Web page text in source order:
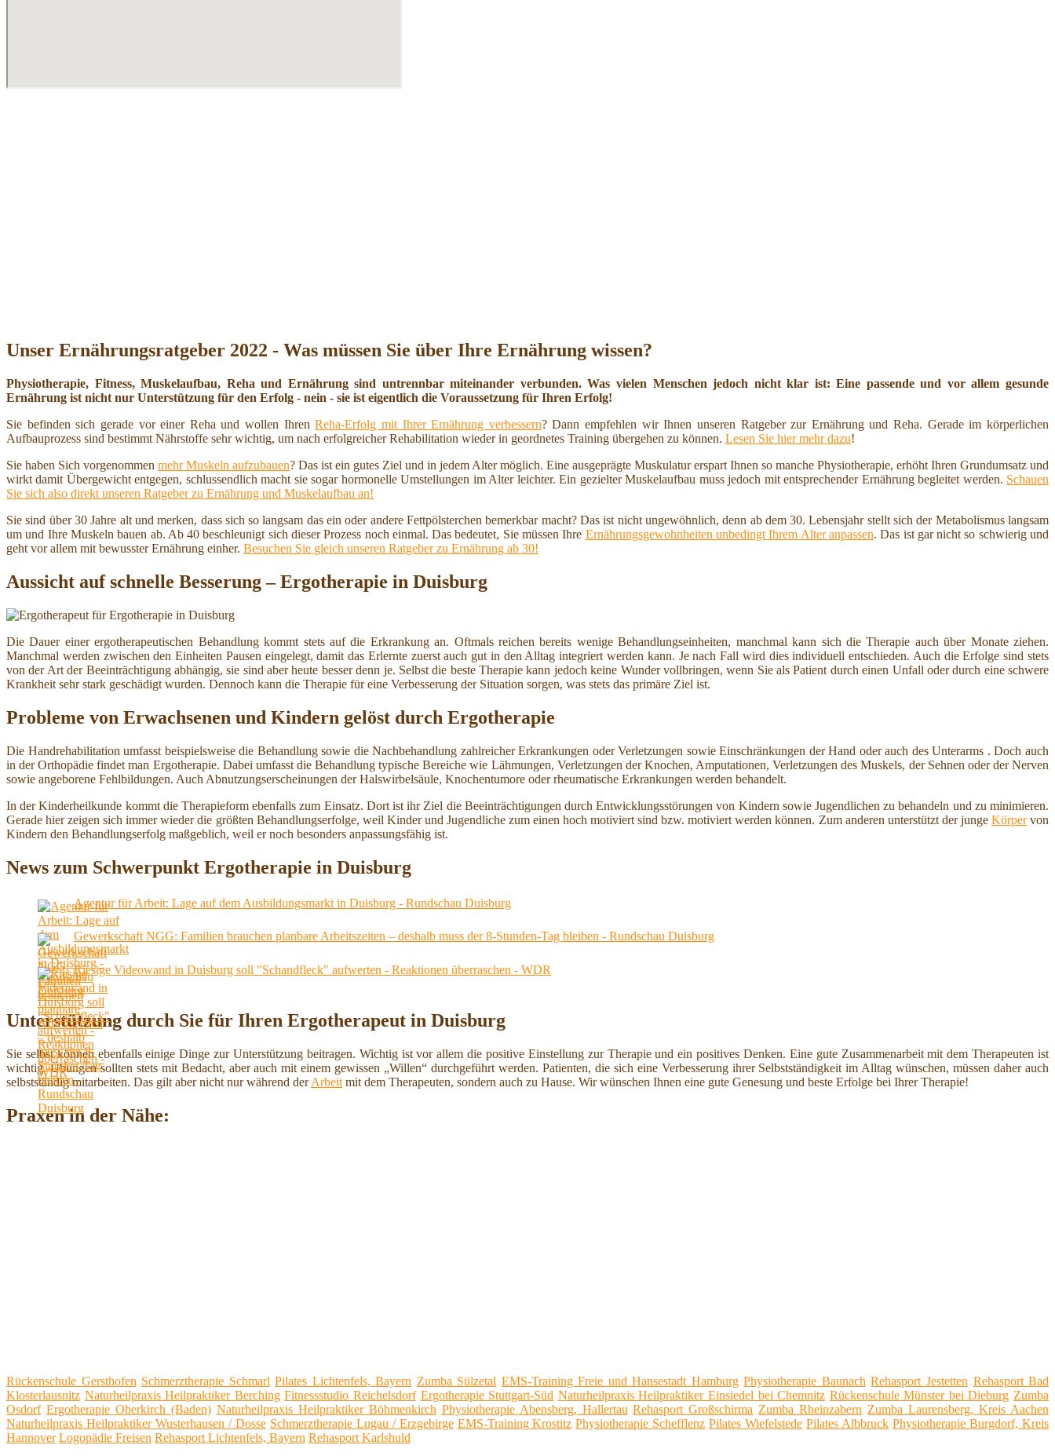
Unser Ernährungsratgeber 2022 - Was müssen Sie über Ihre Ernährung wissen?
Physiotherapie, Fitness, Muskelaufbau, Reha und Ernährung sind untrennbar miteinander verbunden. Was vielen Menschen jedoch nicht klar ist: Eine passende und vor allem gesunde
Ernährung ist nicht nur Unterstützung für den Erfolg - nein - sie ist eigentlich die Voraussetzung für Ihren Erfolg!
Sie befinden sich gerade vor einer Reha und wollen IhrenReha-Erfolg mit Ihrer Ernährung verbessern? Dann empfehlen wir Ihnen unseren Ratgeber zur Ernährung und Reha. Gerade im körperlichen
Aufbauprozess sind bestimmt Nährstoffe sehr wichtig, um nach erfolgreicher Rehabilitation wieder in geordnetes Training übergehen zu können. Lesen Sie hier mehr dazu!
Sie haben Sich vorgenommen mehr Muskeln aufzubauen? Das ist ein gutes Ziel und in jedem Alter möglich. Eine ausgeprägte Muskulatur erspart Ihnen so manche Physiotherapie, erhöht Ihren Grundumsatz und
wirkt damit Übergewicht entgegen, schlussendlich macht sie sogar hormonelle Umstellungen im Alter leichter. Ein gezielter Muskelaufbau muss jedoch mit entsprechender Ernährung begleitet werden. Schauen
Sie sich also direkt unseren Ratgeber zu Ernährung und Muskelaufbau an!
Sie sind über 30 Jahre alt und merken, dass sich so langsam das ein oder andere Fettpölsterchen bemerkbar macht? Das ist nicht ungewöhnlich, denn ab dem 30. Lebensjahr stellt sich der Metabolismus langsam
um und Ihre Muskeln bauen ab. Ab 40 beschleunigt sich dieser Prozess noch einmal. Das bedeutet, Sie müssen Ihre Ernährungsgewohnheiten unbedingt Ihrem Alter anpassen. Das ist gar nicht so schwierig und
geht vor allem mit bewusster Ernährung einher. Besuchen Sie gleich unseren Ratgeber zu Ernährung ab 30!
Aussicht auf schnelle Besserung – Ergotherapie in Duisburg
Die Dauer einer ergotherapeutischen Behandlung kommt stets auf die Erkrankung an. Oftmals reichen bereits wenige Behandlungseinheiten, manchmal kann sich die Therapie auch über Monate ziehen.
Manchmal werden zwischen den Einheiten Pausen eingelegt, damit das Erlernte zuerst auch gut in den Alltag integriert werden kann. Je nach Fall wird dies individuell entschieden. Auch die Erfolge sind stets
von der Art der Beeinträchtigung abhängig, sie sind aber heute besser denn je. Selbst die beste Therapie kann jedoch keine Wunder vollbringen, wenn Sie als Patient durch einen Unfall oder durch eine schwere
Krankheit sehr stark geschädigt wurden. Dennoch kann die Therapie für eine Verbesserung der Situation sorgen, was stets das primäre Ziel ist.
Probleme von Erwachsenen und Kindern gelöst durch Ergotherapie
Die Handrehabilitation umfasst beispielsweise die Behandlung sowie die Nachbehandlung zahlreicher Erkrankungen oder Verletzungen sowie Einschränkungen der Hand oder auch des Unterarms . Doch auch
in der Orthopädie findet man Ergotherapie. Dabei umfasst die Behandlung typische Bereiche wie Lähmungen, Verletzungen der Knochen, Amputationen, Verletzungen des Muskels, der Sehnen oder der Nerven
sowie angeborene Fehlbildungen. Auch Abnutzungserscheinungen der Halswirbelsäule, Knochentumore oder rheumatische Erkrankungen werden behandelt.
In der Kinderheilkunde kommt die Therapieform ebenfalls zum Einsatz. Dort ist ihr Ziel die Beeinträchtigungen durch Entwicklungsstörungen von Kindern sowie Jugendlichen zu behandeln und zu minimieren.
Gerade hier zeigen sich immer wieder die größten Behandlungserfolge, weil Kinder und Jugendliche zum einen hoch motiviert sind bzw. motiviert werden können. Zum anderen unterstützt der junge Körpervon
Kindern den Behandlungserfolg maßgeblich, weil er noch besonders anpassungsfähig ist.
News zum Schwerpunkt Ergotherapie in Duisburg
Agentur für Arbeit: Lage auf dem Ausbildungsmarkt in Duisburg - Rundschau Duisburg
Gewerkschaft NGG: Familien brauchen planbare Arbeitszeiten – deshalb muss der 8-Stunden-Tag bleiben - Rundschau Duisburg
Riesige Videowand in Duisburg soll "Schandfleck" aufwerten - Reaktionen überraschen - WDR
Unterstützung durch Sie für Ihren Ergotherapeut in Duisburg
Sie selbst können ebenfalls einige Dinge zur Unterstützung beitragen. Wichtig ist vor allem die positive Einstellung zur Therapie und ein positives Denken. Eine gute Zusammenarbeit mit dem Therapeuten ist
wichtig. Übungen sollten stets mit Bedacht, aber auch mit einem gewissen „Willen“ durchgeführt werden. Patienten, die sich eine Verbesserung ihrer Selbstständigkeit im Alltag wünschen, müssen daher auch
selbstständig mitarbeiten. Das gilt aber nicht nur während derArbeit mit dem Therapeuten, sondern auch zu Hause. Wir wünschen Ihnen eine gute Genesung und beste Erfolge bei Ihrer Therapie!
Praxen in der Nähe:
Rückenschule Gersthofen Schmerztherapie Schmarl Pilates Lichtenfels, Bayern Zumba Sülzetal EMS-Training Freie und Hansestadt Hamburg Physiotherapie Baunach Rehasport Jestetten Rehasport Bad
Klosterlausnitz Naturheilpraxis Heilpraktiker Berching Fitnessstudio Reichelsdorf Ergotherapie Stuttgart-Süd Naturheilpraxis Heilpraktiker Einsiedel bei Chemnitz Rückenschule Münster bei Dieburg Zumba
Osdorf Ergotherapie Oberkirch (Baden) Naturheilpraxis Heilpraktiker Böhmenkirch Physiotherapie Abensberg, Hallertau Rehasport Großschirma Zumba Rheinzabern Zumba Laurensberg, Kreis Aachen
Naturheilpraxis Heilpraktiker Wusterhausen / Dosse Schmerztherapie Lugau / Erzgebirge EMS-Training Krostitz Physiotherapie Schefflenz Pilates Wiefelstede Pilates Albbruck Physiotherapie Burgdorf, Kreis
Hannover Logopädie Freisen Rehasport Lichtenfels, Bayern Rehasport Karlshuld